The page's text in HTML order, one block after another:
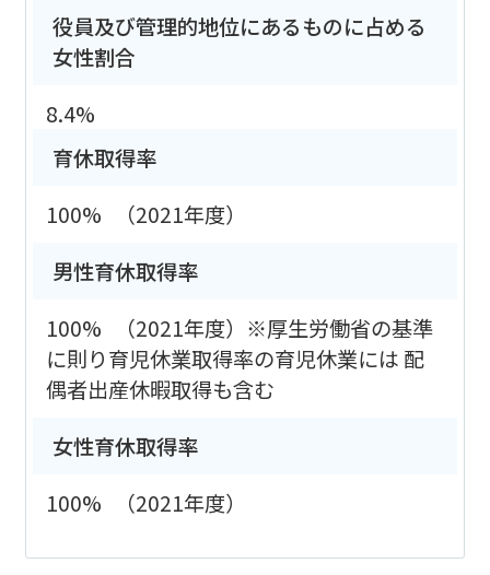
役員及び管理的地位にあるものに占める
女性割合
8.4%
育休取得率
100%
（2021年度）
男性育休取得率
100%
（2021年度）※厚生労働省の基準
に則り育児休業取得率の育児休業には 配
偶者出産休暇取得も含む
女性育休取得率
100%
（2021年度）